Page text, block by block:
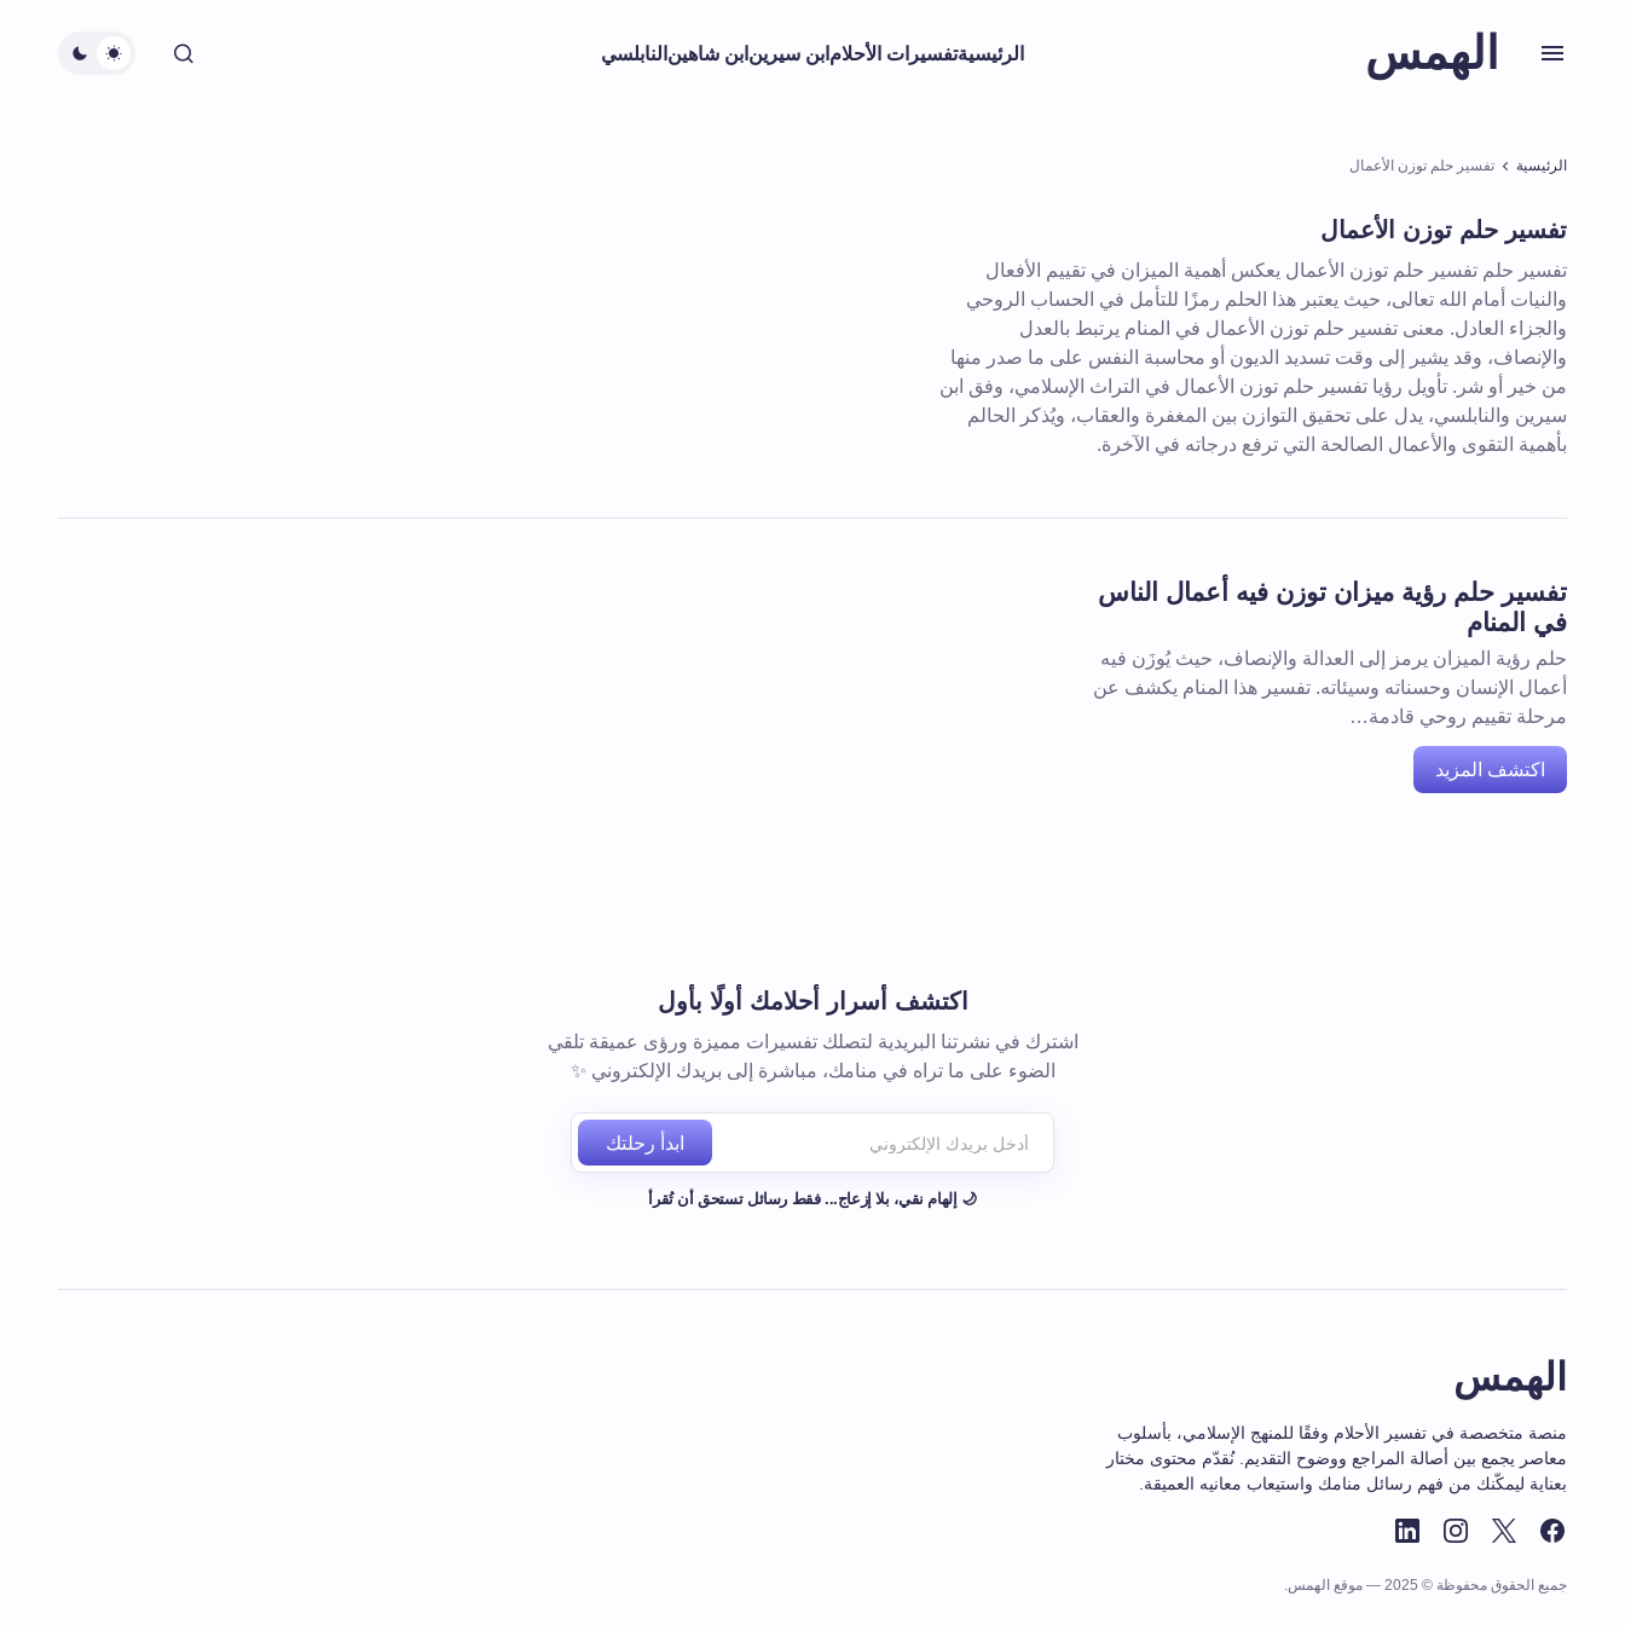
الهمس الرئيسيةتفسيرات الأحلام ابن سيرين ابن شاهين النابلسي
الرئيسية تفسير حلم توزن الأعمال
تفسير حلم توزن الأعمال
تفسير حلم تفسير حلم توزن الأعمال يعكس أهمية الميزان في تقييم الأفعال
والنيات أمام الله تعالى، حيث يعتبر هذا الحلم رمزًا للتأمل في الحساب الروحي
والجزاء العادل. معنى تفسير حلم توزن الأعمال في المنام يرتبط بالعدل
والإنصاف، وقد يشير إلى وقت تسديد الديون أو محاسبة النفس على ما صدر منها
من خير أو شر. تأويل رؤيا تفسير حلم توزن الأعمال في التراث الإسلامي، وفق ابن
سيرين والنابلسي، يدل على تحقيق التوازن بين المغفرة والعقاب، ويُذكر الحالم
بأهمية التقوى والأعمال الصالحة التي ترفع درجاته في الآخرة.
تفسير حلم رؤية ميزان توزن فيه أعمال الناس
في المنام
حلم رؤية الميزان يرمز إلى العدالة والإنصاف، حيث يُوزَن فيه
أعمال الإنسان وحسناته وسيئاته. تفسير هذا المنام يكشف عن
مرحلة تقييم روحي قادمة…
اكتشف المزيد
اكتشف أسرار أحلامك أولًا بأول
اشترك في نشرتنا البريدية لتصلك تفسيرات مميزة ورؤى عميقة تلقي
الضوء على ما تراه في منامك، مباشرة إلى بريدك الإلكتروني ✨
ابدأ رحلتك
🌙 إلهام نقي، بلا إزعاج... فقط رسائل تستحق أن تُقرأ
الهمس
منصة متخصصة في تفسير الأحلام وفقًا للمنهج الإسلامي، بأسلوب
معاصر يجمع بين أصالة المراجع ووضوح التقديم. نُقدّم محتوى مختار
بعناية ليمكّنك من فهم رسائل منامك واستيعاب معانيه العميقة.
جميع الحقوق محفوظة © 2025 — موقع الهمس.